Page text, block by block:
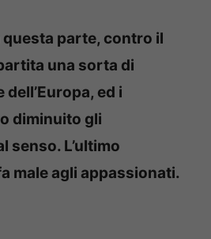
questa parte, contro il
una sorta di
ed i
diminuito gli
senso. L’ultimo
male agli appassionati.